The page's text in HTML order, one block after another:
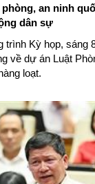
an ninh
dân sự
trình Kỳ họp, sáng
về dự án Luật
loạt.